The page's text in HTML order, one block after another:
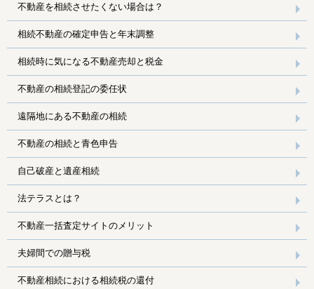
不動産を相続させたくない場合は？
相続不動産の確定申告と年末調整
相続時に気になる不動産売却と税金
不動産の相続登記の委任状
遠隔地にある不動産の相続
不動産の相続と青色申告
自己破産と遺産相続
法テラスとは？
不動産一括査定サイトのメリット
夫婦間での贈与税
不動産相続における相続税の還付